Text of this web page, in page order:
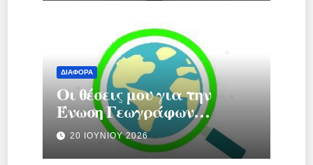
μηχανισμό πίεσης
ΔΙΆΦΟΡΑ
Οι θέσεις μου για την
Ένωση Γεωγράφων
Ελλάδας.
20 ΙΟΥΝΊΟΥ 2026